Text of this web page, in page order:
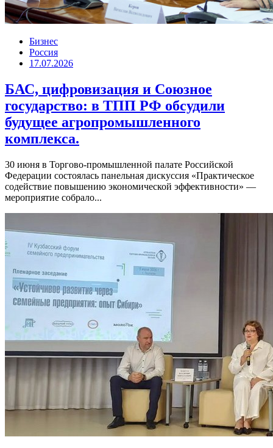
Бизнес
Россия
17.07.2026
БАС, цифровизация и Союзное
государство: в ТПП РФ обсудили
будущее агропромышленного
комплекса.
30 июня в Торгово-промышленной палате Российской
Федерации состоялась панельная дискуссия «Практическое
содействие повышению экономической эффективности» —
мероприятие собрало...